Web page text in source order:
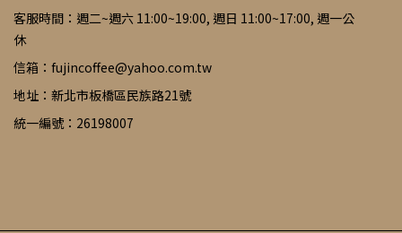
客服時間：週二~週六 11:00~19:00, 週日 11:00~17:00, 週一公
休
信箱：fujincoffee@yahoo.com.tw
地址：新北市板橋區民族路21號
統一編號：26198007